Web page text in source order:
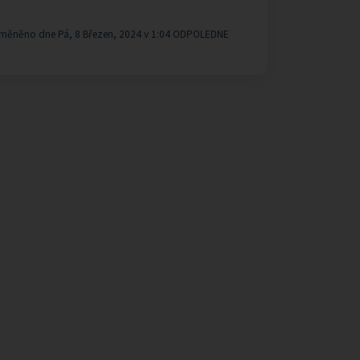
dne Pá, 8 Březen, 2024 v 1:04 ODPOLEDNE